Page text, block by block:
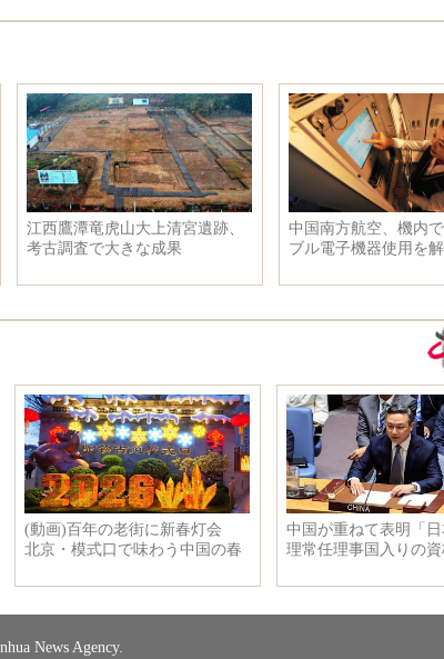
江西鷹潭竜虎山大上清宮遺跡、
考古調査で大きな成果
中国南方航空、機内
ブル電子機器使用を
News Agency.